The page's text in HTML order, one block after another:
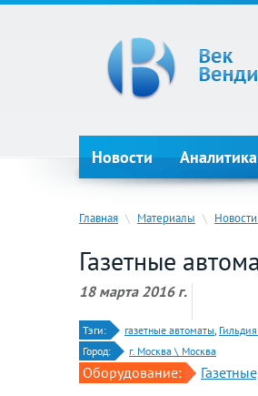
Новости Аналитика
Главная \ Материалы \
Газетные
18 марта 2016 г.
Тэги: газетные автоматы,
Город:
г. Москва \ Москва
Оборудование: